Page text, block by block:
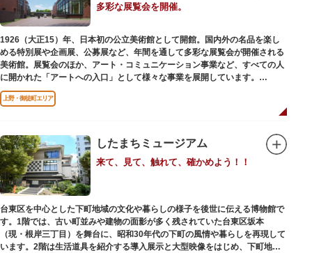
多彩な展覧会を開催。
1926（大正15）年、日本初の公立美術館として開館。国内外の名品を楽し
める特別展や企画展、公募展など、年間を通して多彩な展覧会が開催される
美術館。展覧会のほか、アート・コミュニケーション事業など、すべての人
に開かれた「アートへの入口」として様々な事業を展開しています。
レストランやミュージアムショップも充実。開放的なガラス張りのレストラ
ンからは、美術館のプロムナードや四季折々の公園の景色を眺めることがで
能です（観覧料は展覧会によって異なります。展覧会のスケジュールや観覧
料等の詳細は公式サイトをご確認ください）。
専門のスタッフに子供を預け、ゆっくりと展覧会鑑賞を楽しめる託児サービ
ス「パパママデー（事前予約制）」や、個室スペースのある授乳室、ミルク
用のお湯のサービスもあるのでファミリーにもおすすめです。
レンガ色のタイル張りの建物は、日本のモダニズム建築の巨匠・前川國男の
設計。
屋外には彫刻等の立体作品も展示されています。
上野・御徒町エリア
したまちミュージアム
来て、見て、触れて、確かめよう！！
台東区を中心とした下町地域の文化や暮らしの様子を後世に伝える博物館で
す。1階では、古い町並みや建物の面影が多く残されていた台東区坂本
（現・根岸三丁目）を舞台に、昭和30年代の下町の風情や暮らしを再現して
います。2階は生活道具を紹介する導入展示と大型映像をはじめ、下町地域